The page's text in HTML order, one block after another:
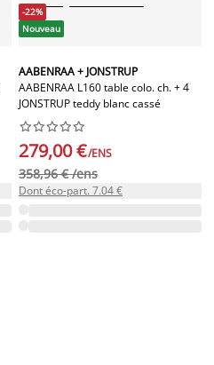
-22%
Nouveau
AABENRAA + JONSTRUP
AABENRAA L160 table colo. ch. + 4
JONSTRUP teddy blanc cassé






279,00 €/ENS
358,96 € /ens
Dont éco-part. 7.04 €